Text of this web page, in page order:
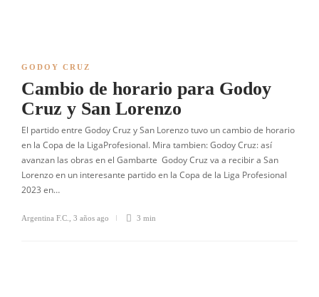
GODOY CRUZ
Cambio de horario para Godoy
Cruz y San Lorenzo
El partido entre Godoy Cruz y San Lorenzo tuvo un cambio de horario
en la Copa de la LigaProfesional. Mira tambien: Godoy Cruz: así
avanzan las obras en el Gambarte Godoy Cruz va a recibir a San
Lorenzo en un interesante partido en la Copa de la Liga Profesional
2023 en…
Argentina F.C. 3 años ago 3 min